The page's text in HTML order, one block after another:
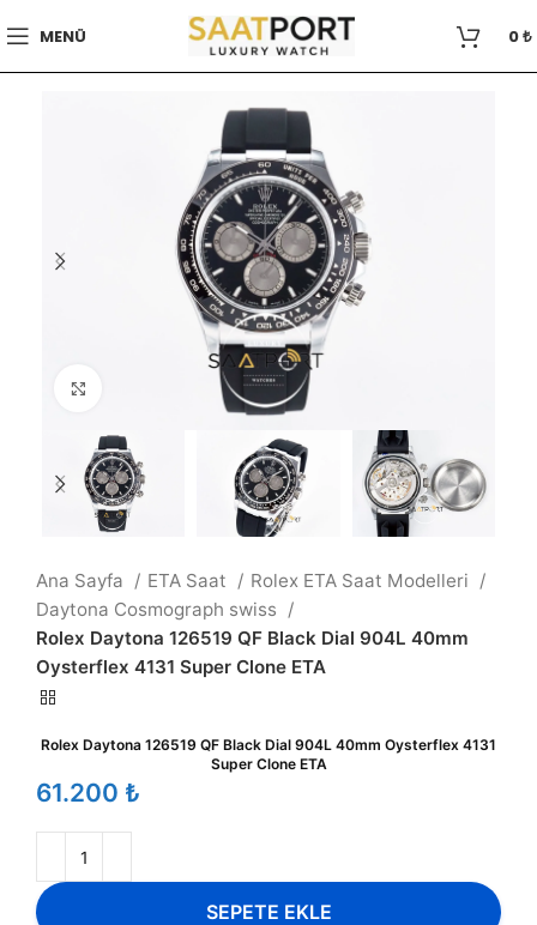
MENÜ 0₺
Büyütmek için tıklayın
Ana Sayfa ETA Saat
Rolex ETA Saat Modelleri
Daytona Cosmograph swiss
Rolex Daytona 126519 QF Black Dial 904L 40mm
Oysterflex 4131 Super Clone ETA
Rolex Daytona 126519 QF Black Dial 904L 40mm Oysterflex 4131
Super Clone ETA
₺
SEPETE EKLE